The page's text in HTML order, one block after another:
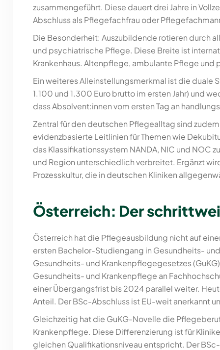
zusammengeführt. Diese dauert drei Jahre in
Abschluss als Pflegefachfrau oder
Die Besonderheit: Auszubildende rotieren durch
und psychiatrische Pflege. Diese Breite ist
Krankenhaus. Altenpflege, ambulante Pflege und
Ein weiteres Alleinstellungsmerkmal ist die duale
1.100 und 1.300 Euro brutto im ersten Jahr) und
dass Absolvent:innen vom ersten Tag an
Zentral für den deutschen Pflegealltag sind
evidenzbasierte Leitlinien für Themen wie
das Klassifikationssystem NANDA, NIC und NOC
und Region unterschiedlich verbreitet. Ergänzt
Prozesskultur, die in deutschen Kliniken
Österreich: Der
Österreich hat die Pflegeausbildung nicht auf
ersten Bachelor-Studiengang in Gesundheits-
Gesundheits- und Krankenpflegegesetzes
Gesundheits- und Krankenpflege an
einer Übergangsfrist bis 2024 parallel weiter.
Anteil. Der BSc-Abschluss ist EU-weit anerkannt
Gleichzeitig hat die GuKG-Novelle die
Krankenpflege. Diese Differenzierung ist für
gleichen Qualifikationsniveau entspricht. Der